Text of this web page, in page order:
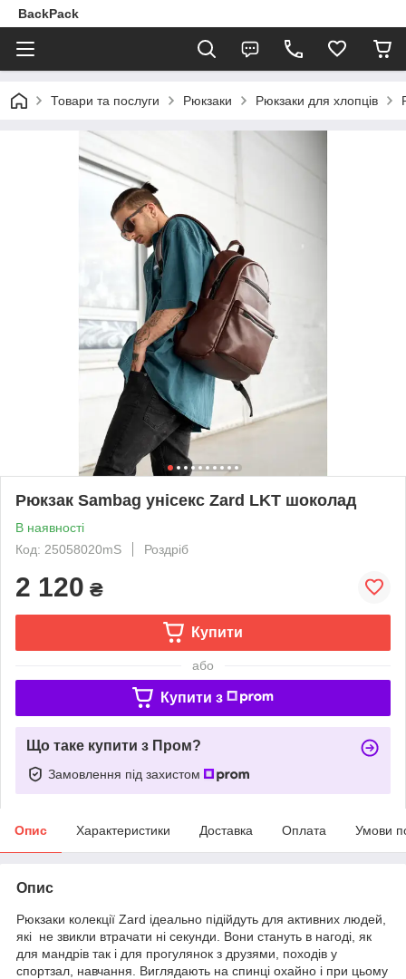
BackPack
Товари та послуги Рюкзаки Рюкзаки для хлопців
Рюкзак Sambag унісекс Zard LKT шоколад
В наявності
Код: 25058020mS
Роздріб
2 120 ₴
Купити
або
Купити з
Що таке купити з Пром?
Замовлення під захистом
Опис Характеристики Доставка Оплата Умови
Опис
Рюкзаки колекції Zard ідеально підійдуть для активних людей,
які не звикли втрачати ні секунди. Вони стануть в нагоді, як
для мандрів так і для прогулянок з друзями, походів у
спортзал, навчання. Виглядають на спинці охайно і при цьому